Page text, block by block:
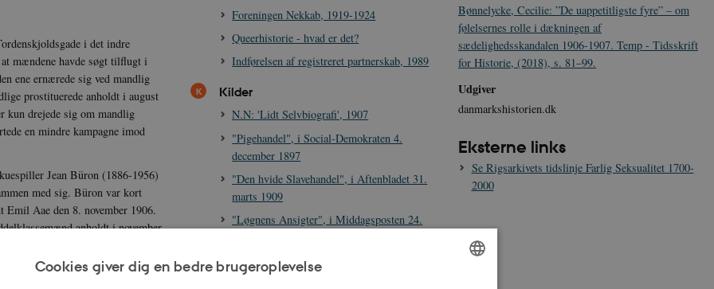
i det indre
mændene havde søgt tilflugt i
ene ernærede sig ved mandlig
prostituerede anholdt i august
kun drejede sig om mandlig
en mindre kampagne imod
Jean Büron (1886-1956)
med sig. Büron var kort
Aae den 8. november 1906.
anholdt i november,
§§ 177 og 185 med
Carl Hansen (1870-
sociale baggrund og det
Foreningen Nekkab, 1919-1924
Queerhistorie - hvad er det?
Indførelsen af registreret partnerskab, 1989
Kilder
N.N: 'Lidt Selvbiografi', 1907
"Pigehandel", i Social-Demokraten 4.
december 1897
"Den hvide Slavehandel", i Aftenbladet 31.
marts 1909
"Løgnens Ansigter", i Middagsposten 24.
"Fra Storbyens Dyb", i Middagsposten 29.
august 1906
Bønnelycke, Cecilie: ”De uappetitligste fyre” – om
følelsernes rolle i dækningen af
sædelighedsskandalen 1906-1907. Temp - Tidsskrift
for Historie, (2018), s. 81–99.
Udgiver
danmarkshistorien.dk
Eksterne links
Se Rigsarkivets tidslinje Farlig Seksualitet 1700-
2000
Cookies giver dig en bedre brugeroplevelse